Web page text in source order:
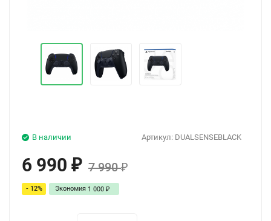
Артикул: DUALSENSEBLACK
В наличии
6 990 ₽ 7 990₽
- 12% Экономия 1 000 ₽